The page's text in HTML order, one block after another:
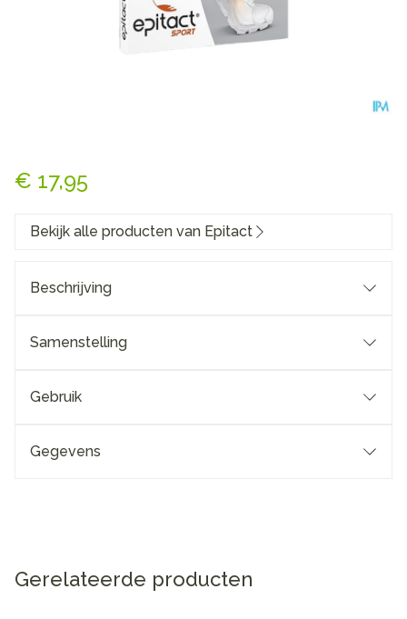
€ 17,95
Bekijk alle producten van Epitact
Beschrijving
Samenstelling
Gebruik
Gegevens
Gerelateerde producten